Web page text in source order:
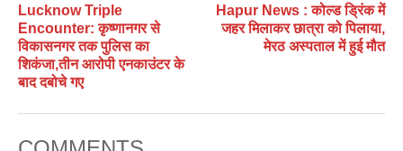
Lucknow Triple
Encounter: कृष्णानगर से
विकासनगर तक पुलिस का
शिकंजा,तीन आरोपी एनकाउंटर के
बाद दबोचे गए
Hapur News : कोल्ड ड्रिंक में
जहर मिलाकर छात्रा को पिलाया,
मेरठ अस्पताल में हुई मौत